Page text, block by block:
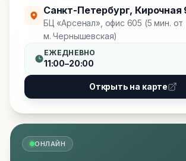
Санкт-Петербург, Кирочная
БЦ «Арсенал», офис 605 (5 мин. от
м. Чернышевская)
ЕЖЕДНЕВНО
11:00–20:00
Открыть на карте
ОНЛАЙН